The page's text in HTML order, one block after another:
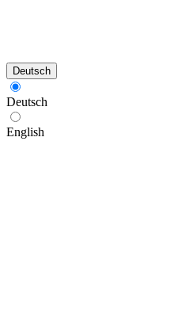
Deutsch
Deutsch
English